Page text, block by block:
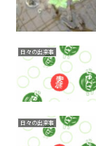
日々の出来事
日々の出来事